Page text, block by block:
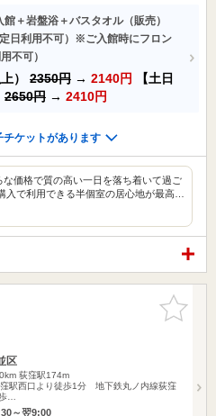
＋岩盤浴＋バスタオル（販売）
日利用不可）※ご入館時にフロン
不可）
） 2350円 → 2140円
【土日
2650円 → 2410円
ケットがあります
価格で質の高い一日を落ち着いて過ご
で利用できる半個室の居心地が最高…
お気に入
りに追加
区
荻窪駅174m
駅西口より徒歩1分 地下鉄丸ノ内線荻窪
…
～翌9:00